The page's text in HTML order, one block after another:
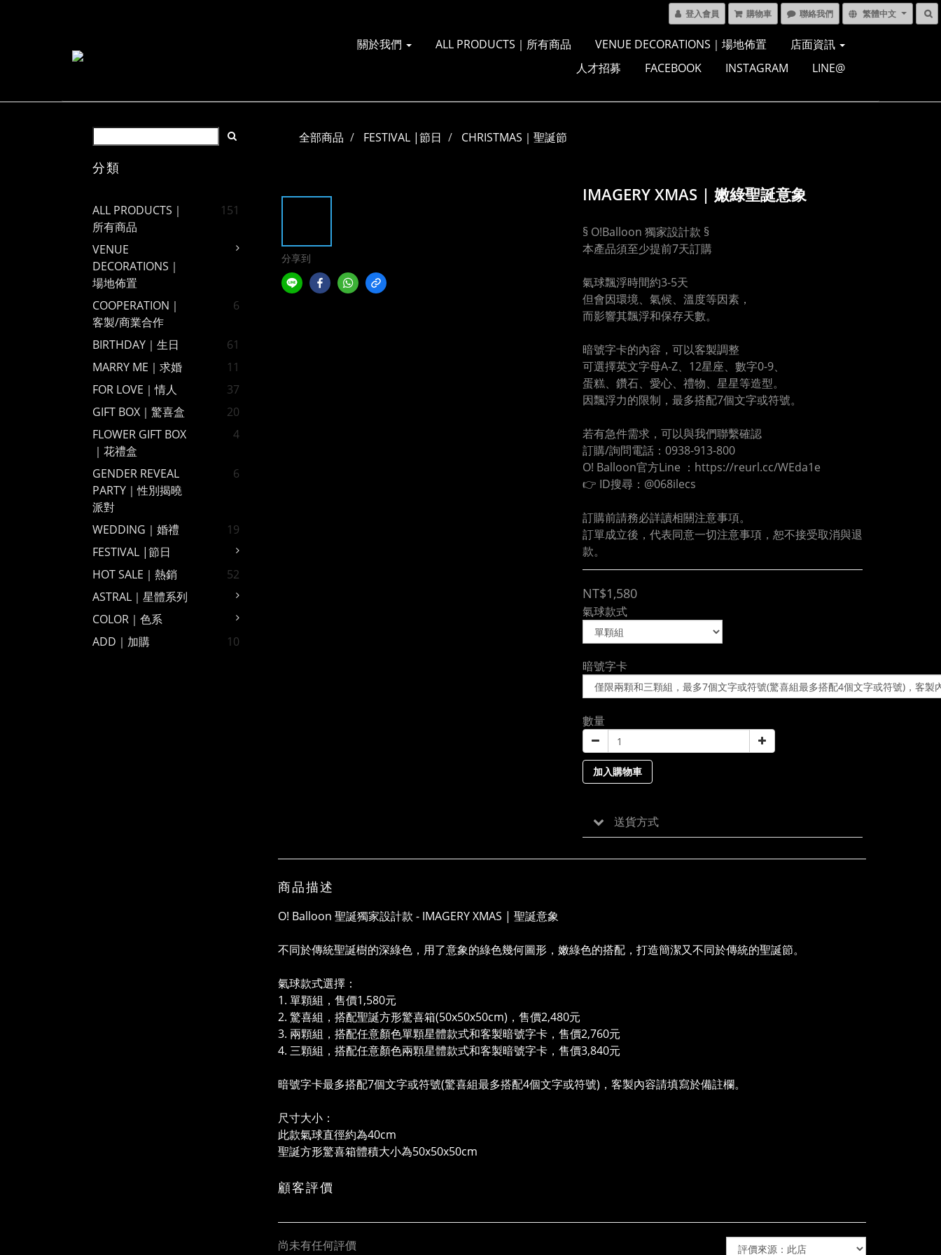
登入會員 購物車 聯絡我們 繁體中文
關於我們 ALL PRODUCTS｜所有商品 VENUE DECORATIONS｜場地佈置
店面資訊
人才招募
FACEBOOK INSTAGRAM LINE@
分類
ALL PRODUCTS｜
所有商品
151
VENUE
DECORATIONS｜
場地佈置
COOPERATION｜
客製/商業合作
6
BIRTHDAY｜生日
61
MARRY ME｜求婚
11
FOR LOVE｜情人
37
GIFT BOX｜驚喜盒
20
FLOWER GIFT BOX
｜花禮盒
4
GENDER REVEAL
PARTY｜性別揭曉
派對
6
WEDDING｜婚禮
19
FESTIVAL |節日
HOT SALE｜熱銷
52
ASTRAL｜星體系列
COLOR｜色系
ADD｜加購
10
全部商品 FESTIVAL |節日 CHRISTMAS｜聖誕節
分享到
IMAGERY XMAS | 嫩綠聖誕意象
§ O!Balloon 獨家設計款 §
本產品須至少提前7天訂購
氣球飄浮時間約3-5天
但會因環境、氣候、溫度等因素，
而影響其飄浮和保存天數。
暗號字卡的內容，可以客製調整
可選擇英文字母A-Z、12星座、數字0-9、
蛋糕、鑽石、愛心、禮物、星星等造型。
因飄浮力的限制，最多搭配7個文字或符號。
若有急件需求，可以與我們聯繫確認
訂購/詢問電話：0938-913-800
O! Balloon官方Line ：https://reurl.cc/WEda1e
👉 ID搜尋：@068ilecs
訂購前請務必詳讀相關注意事項。
訂單成立後，代表同意一切注意事項，恕不接受取消與退
款。
NT$1,580
氣球款式
暗號字卡
數量
加入購物車
送貨方式
商品描述
O! Balloon 聖誕獨家設計款 - IMAGERY XMAS | 聖誕意象
不同於傳統聖誕樹的深綠色，用了意象的綠色幾何圖形，嫩綠色的搭配，打造簡潔又不同於傳統的聖誕節。
氣球款式選擇：
1. 單顆組，售價1,580元
2. 驚喜組，搭配聖誕方形驚喜箱(50x50x50cm)，售價2,480元
3. 兩顆組，搭配任意顏色單顆星體款式和客製暗號字卡，售價2,760元
4. 三顆組，搭配任意顏色兩顆星體款式和客製暗號字卡，售價3,840元
暗號字卡最多搭配7個文字或符號(驚喜組最多搭配4個文字或符號)，客製內容請填寫於備註欄。
尺寸大小：
此款氣球直徑約為40cm
聖誕方形驚喜箱體積大小為50x50x50cm
顧客評價
尚未有任何評價